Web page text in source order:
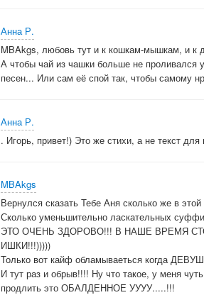
Анна Р.
MBAkgs, любовь тут и к кошкам-мышкам, и к
А чтобы чай из чашки больше не проливался
песен... Или сам её спой так, чтобы самому
Анна Р.
. Игорь, привет!) Это же стихи, а не текст
MBAkgs
Вернулся сказать Тебе Аня сколько же в
Сколько уменьшительно ласкательных
ЭТО ОЧЕНЬ ЗДОРОВО!!! В НАШЕ ВРЕМЯ
ИШКИ!!!)))))
Только вот кайф обламываеться когда
И тут раз и обрыв!!!! Ну что такое, у меня
продлить это ОБАЛДЕННОЕ УУУУ.....!!!